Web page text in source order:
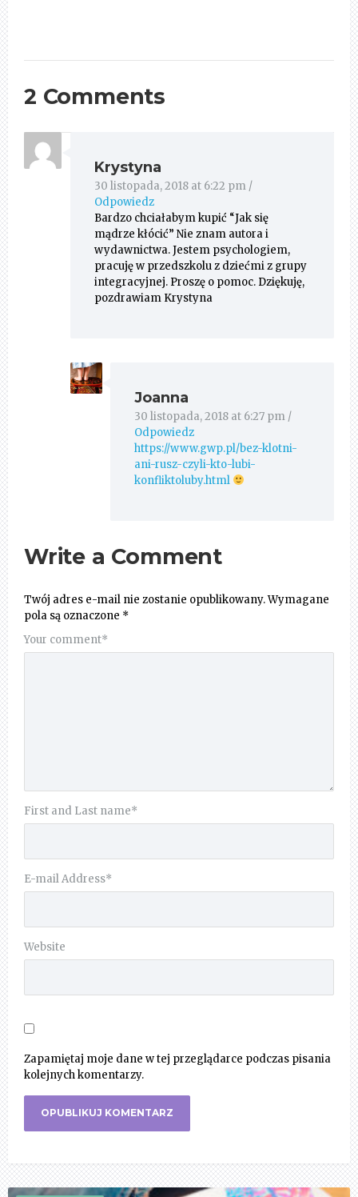
2 Comments
Krystyna
30 listopada, 2018 at 6:22 pm /
Odpowiedz
Bardzo chciałabym kupić “Jak się
mądrze kłócić” Nie znam autora i
wydawnictwa. Jestem psychologiem,
pracuję w przedszkolu z dziećmi z grupy
integracyjnej. Proszę o pomoc. Dziękuję,
pozdrawiam Krystyna
Joanna
30 listopada, 2018 at 6:27 pm /
Odpowiedz
https://www.gwp.pl/bez-klotni-
ani-rusz-czyli-kto-lubi-
konfliktoluby.html
Write a Comment
Twój adres e-mail nie zostanie opublikowany.Wymagane
pola są oznaczone *
Your comment*
First and Last name*
E-mail Address*
Website
Zapamiętaj moje dane w tej przeglądarce podczas pisania
kolejnych komentarzy.